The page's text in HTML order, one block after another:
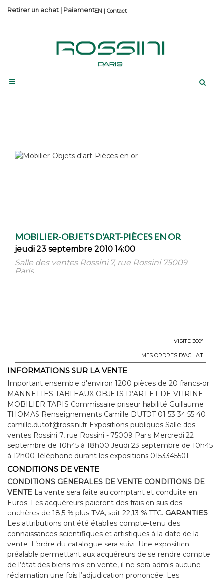
Contact
Retirer un achat | Paiement
MOBILIER-OBJETS D'ART-PIÈCES EN OR
jeudi 23 septembre 2010 14:00
Salle des ventes Rossini 7, rue Rossini 75009
Paris
VISITE 360°
MES ORDRES D'ACHAT
INFORMATIONS SUR LA VENTE
Important ensemble d'environ 1200 pièces de 20 francs-or
MANNETTES TABLEAUX OBJETS D’ART ET DE VITRINE
MOBILIER TAPIS Commissaire priseur habilité Guillaume
THOMAS Renseignements Camille DUTOT 01 53 34 55 40
camille.dutot@rossini.fr Expositions publiques Salle des
ventes Rossini 7, rue Rossini - 75009 Paris Mercredi 22
septembre de 10h45 à 18h00 Jeudi 23 septembre de 10h45
à 12h00 Téléphone durant les expositions 0153345501
CONDITIONS DE VENTE
CONDITIONS GÉNÉRALES DE VENTE CONDITIONS DE
VENTE La vente sera faite au comptant et conduite en
Euros. Les acquéreurs paieront des frais en sus des
enchères de 18,5 % plus TVA, soit 22,13 % TTC. GARANTIES
Les attributions ont été établies compte-tenu des
connaissances scientifiques et artistiques à la date de la
vente. L’ordre du catalogue sera suivi. Une exposition
préalable permettant aux acquéreurs de se rendre compte
de l’état des biens mis en vente, il ne sera admis aucune
réclamation une fois l’adjudication prononcée. Les